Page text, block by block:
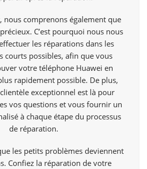
nous comprenons également que
C’est pourquoi nous nous
les réparations dans les
courts possibles, afin que vous
votre téléphone Huawei en
rapidement possible. De plus,
exceptionnel est là pour
vos questions et vous fournir un
à chaque étape du processus
de réparation.
les petits problèmes deviennent
Confiez la réparation de votre